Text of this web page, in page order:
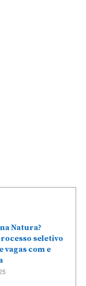
Natura?
seletivo
vagas com e